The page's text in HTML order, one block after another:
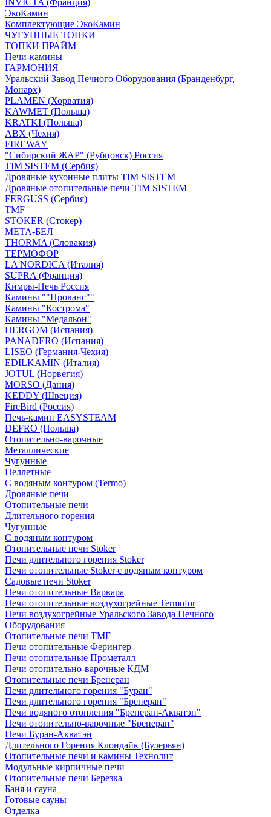
INVICTA (Франция)
ЭкоКамин
Комплектующие ЭкоКамин
ЧУГУННЫЕ ТОПКИ
ТОПКИ ПРАЙМ
Печи-камины
ГАРМОНИЯ
Уральский Завод Печного Оборудования (Бранденбург,
Монарх)
PLAMEN (Хорватия)
KAWMET (Польша)
KRATKI (Польша)
ABX (Чехия)
FIREWAY
"Сибирский ЖАР" (Рубцовск) Россия
TIM SISTEM (Сербия)
Дровяные кухонные плиты TIM SISTEM
Дровяные отопительные печи TIM SISTEM
FERGUSS (Сербия)
TMF
STOKER (Стокер)
МЕТА-БЕЛ
THORMA (Словакия)
ТЕРМОФОР
LA NORDICA (Италия)
SUPRA (Франция)
Кимры-Печь Россия
Камины ""Прованс""
Камины "Кострома"
Камины "Медальон"
HERGOM (Испания)
PANADERO (Испания)
LISEO (Германия-Чехия)
EDILKAMIN (Италия)
JOTUL (Норвегия)
MORSO (Дания)
KEDDY (Швеция)
FireBird (Россия)
Печь-камин EASYSTEAM
DEFRO (Польша)
Отопительно-варочные
Металлические
Чугунные
Пеллетные
С водяным контуром (Termo)
Дровяные печи
Отопительные печи
Длительного горения
Чугунные
C водяным контуром
Отопительные печи Stoker
Печи длительного горения Stoker
Печи отопительные Stoker с водяным контуром
Садовые печи Stoker
Печи отопительные Варвара
Печи отопительные воздухогрейные Termofor
Печи воздухогрейные Уральского Завода Печного
Оборудования
Отопительные печи TMF
Печи отопительные Ферингер
Печи отопительные Прометалл
Печи отопительно-варочные КДМ
Отопительные печи Бренеран
Печи длительного горения "Буран"
Печи длительного горения "Бренеран"
Печи водяного отопления "Бренеран-Акватэн"
Печи отопительно-варочные "Бренеран"
Печи Буран-Акватэн
Длительного Горения Клондайк (Булерьян)
Отопительные печи и камины Технолит
Модульные кирпичные печи
Отопительные печи Березка
Баня и сауна
Готовые сауны
Отделка